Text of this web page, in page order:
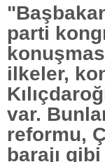
parti
ilkeler,
var.
reformu,
barajı